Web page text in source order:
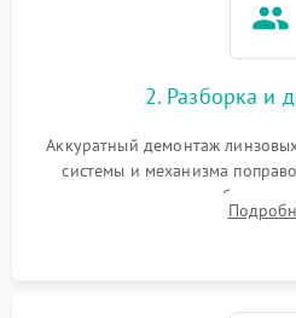
2. Разборка и
Аккуратный демонтаж
системы и механизма
внутренних резьбовых
уплотнительных колец.